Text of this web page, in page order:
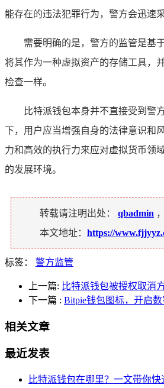
能存在的违法犯罪行为，警方会迅速
需要明确的是，警方的监管是基
将其作为一种虚拟资产的存储工具，
检查一样。
比特派钱包本身并不直接受到警
下，用户应当增强自身的法律意识和
力和高效的执行力来应对虚拟货币领
的发展环境。
转载请注明出处： qbadmin
本文地址： https://
标签： 警方监管
上一篇: 比特派钱包被授权取消
下一篇 : Bitpie钱包图标，开启
相关文章
最近发表
比特派钱包在哪里？一文带你